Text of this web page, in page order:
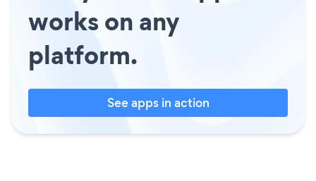
works on any
platform.
See apps in action